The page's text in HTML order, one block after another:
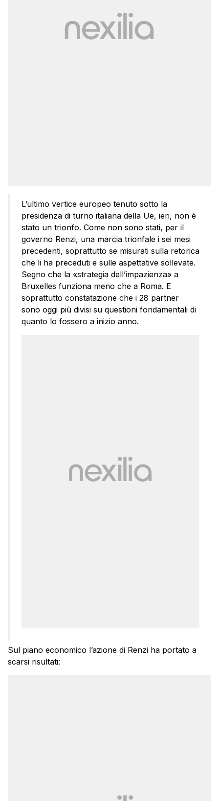
L’ultimo vertice europeo tenuto sotto la
presidenza di turno italiana della Ue, ieri, non è
stato un trionfo. Come non sono stati, per il
governo Renzi, una marcia trionfale i sei mesi
precedenti, soprattutto se misurati sulla retorica
che li ha preceduti e sulle aspettative sollevate.
Segno che la «strategia dell’impazienza» a
Bruxelles funziona meno che a Roma. E
soprattutto constatazione che i 28 partner
sono oggi più divisi su questioni fondamentali di
quanto lo fossero a inizio anno.
Sul piano economico l’azione di Renzi ha portato a
scarsi risultati: